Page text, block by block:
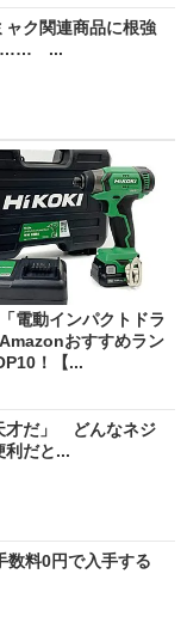
ク関連商品に根強
…… ...
電動インパクトドラ
おすすめラン
！【...
才だ」 どんなネジ
利だと...
数料0円で入手する